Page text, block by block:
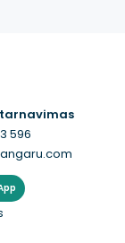
596